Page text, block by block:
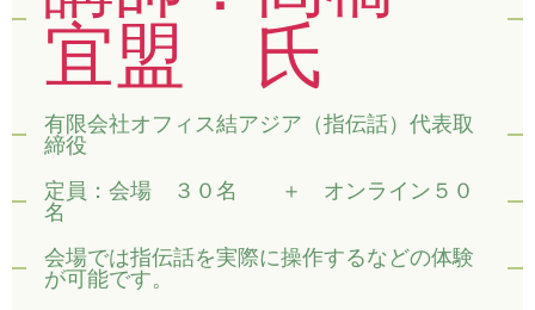
宜盟 氏
有限会社オフィス結アジア（指伝話）代表取
締役
定員：会場 ３０名 ＋ オンライン５０
名
会場では指伝話を実際に操作するなどの体験
が可能です。